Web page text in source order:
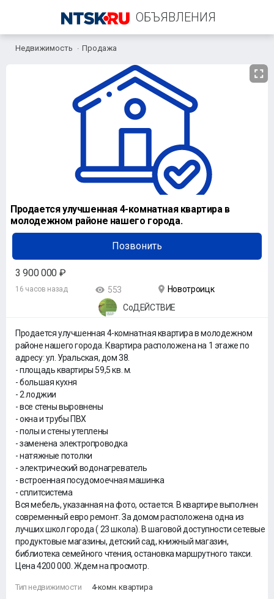
ОБЪЯВЛЕНИЯ
+7 (906) 839-21-10
Недвижимость Продажа
Продается улучшенная 4-комнатная квартира в
молодежном районе нашего города.
Позвонить
3 900 000 ₽
16 часов назад 553
Новотроицк
СоДЕЙСТВИЕ
Продается улучшенная 4-комнатная квартира в молодежном
районе нашего города. Квартира расположена на 1 этаже по
адресу: ул. Уральская, дом 38.
- площадь квартиры 59,5 кв. м.
- большая кухня
- 2 лоджии
- все стены выровнены
- окна и трубы ПВХ
- полы и стены утеплены
- заменена электропроводка
- натяжные потолки
- электрический водонагреватель
- встроенная посудомоечная машинка
- сплитсистема
Вся мебель, указанная на фото, остается. В квартире выполнен
современный евро ремонт. За домом расположена одна из
лучших школ города ( 23 школа). В шаговой доступности сетевые
продуктовые магазины, детский сад, книжный магазин,
библиотека семейного чтения, остановка маршрутного такси.
Цена 4200 000. Ждем на просмотр.
Тип недвижимости
4-комн. квартира